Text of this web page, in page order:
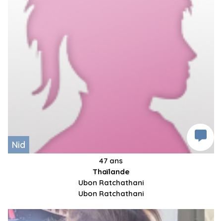
Nid
47 ans
Thaïlande
Ubon Ratchathani
Ubon Ratchathani